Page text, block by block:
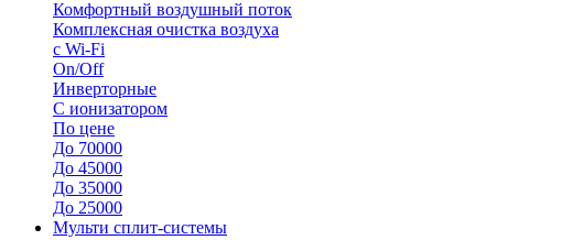
Комфортный воздушный поток
Комплексная очистка воздуха
с Wi-Fi
On/Off
Инверторные
С ионизатором
По цене
До 70000
До 45000
До 35000
До 25000
Мульти сплит-системы